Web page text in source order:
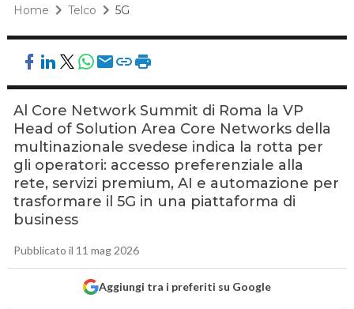
Home Telco 5G
Al Core Network Summit di Roma la VP
Head of Solution Area Core Networks della
multinazionale svedese indica la rotta per
gli operatori: accesso preferenziale alla
rete, servizi premium, AI e automazione per
trasformare il 5G in una piattaforma di
business
Pubblicato il 11 mag 2026
Aggiungi tra i preferiti su Google